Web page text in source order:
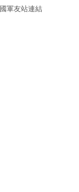
國軍友站連結